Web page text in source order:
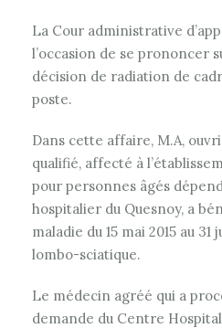
La Cour administrative
l’occasion de se prononcer
décision de radiation de
poste.
Dans cette affaire, M.A,
qualifié, affecté à
pour personnes âgés
hospitalier du Quesnoy, a
maladie du 15 mai 2015 au 31
lombo-sciatique.
Le médecin agréé qui a
demande du Centre